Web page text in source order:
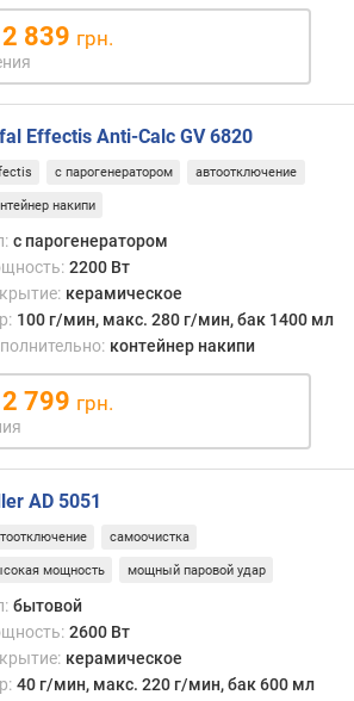
839 грн.
Effectis Anti-Calc GV 6820
с парогенератором автоотключение
накипи
с парогенератором
2200 Вт
керамическое
100 г/мин, макс. 280 г/мин, бак 1400 мл
контейнер накипи
799 грн.
AD 5051
самоочистка
мощность мощный паровой удар
бытовой
2600 Вт
керамическое
40 г/мин, макс. 220 г/мин, бак 600 мл